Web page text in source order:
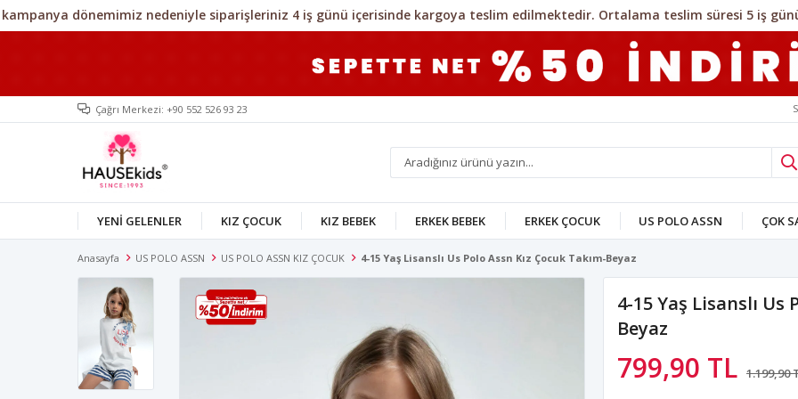
Çağrı Merkezi: +90 552 526 93 23
YENİ GELENLER KIZ ÇOCUK KIZ BEBEK ERKEK BEBEK ERKEK ÇOCUK US POLO ASSN ÇOK
Anasayfa US POLO ASSN US POLO ASSN KIZ ÇOCUK 4-15 Yaş Lisanslı Us Polo Assn Kız Çocuk Takım-Beyaz
4-15 Yaş Lisanslı Us
Beyaz
799,90 TL 1.199,90